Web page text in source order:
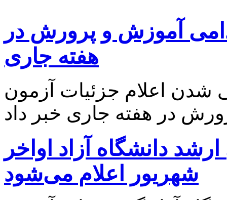
آموزش و پرورش در
هفته جاری
اعلام جزئیات آزمون
دانشگاه آزاد اواخر
شهریور اعلام می‌شود